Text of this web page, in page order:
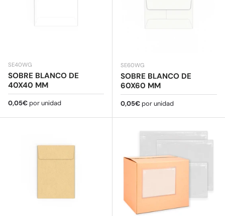
SE40WG
SOBRE BLANCO DE
40X40 MM
Precio normal
0,05€ por unidad
SE60WG
SOBRE BLANCO DE
60X60 MM
Precio normal
0,05€ por unidad